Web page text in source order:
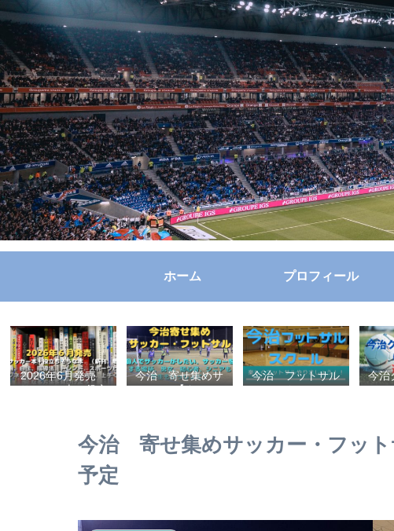
ホーム プロフィール
2026年6月発売
サッカー本＋役立
指導法、トレン
ド、スポーツビジ
ー）勝つ方法、上
手くなる方法を見
今治 寄せ集めサ
ッカー【タマケ
ッカーをする場
所、男女、初心
今治 フットサル
スクール
今治
ュニ
今治 寄せ集めサッカー・フット
予定